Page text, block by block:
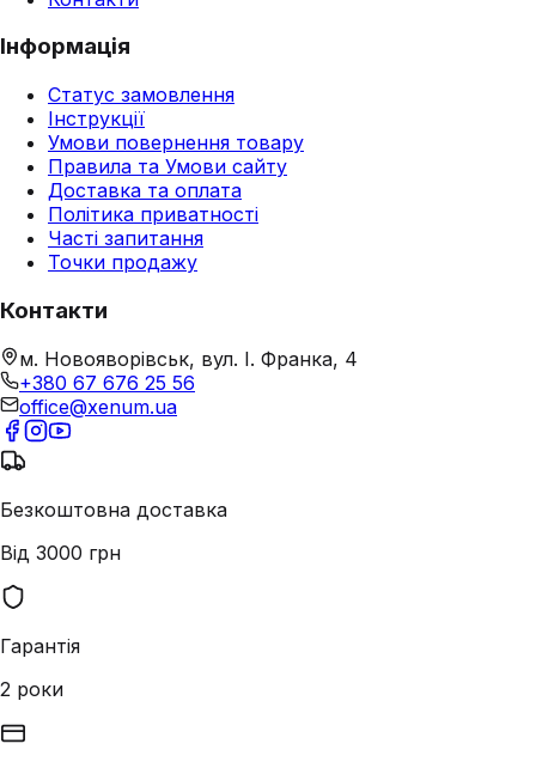
Інформація
Статус замовлення
Інструкції
Умови повернення товару
Правила та Умови сайту
Доставка та оплата
Політика приватності
Часті запитання
Точки продажу
Контакти
м. Новояворівськ, вул. І. Франка, 4
+380 67 676 25 56
office@xenum.ua
Безкоштовна доставка
Від 3000 грн
Гарантія
2 роки